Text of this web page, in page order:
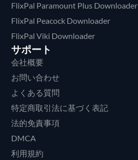
FlixPal Paramount Plus Downloader
FlixPal Peacock Downloader
FlixPal Viki Downloader
サポート
会社概要
お問い合わせ
よくある質問
特定商取引法に基づく表記
法的免責事項
DMCA
利用規約